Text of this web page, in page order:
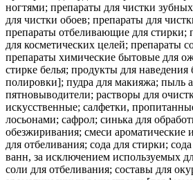
ногтями; препараты для чистки
для чистки обоев; препараты для
препараты отбеливающие для стирки;
для косметических целей; препараты
препараты химические бытовые для
стирке белья; продукты для наведения
полировки]; пудра для макияжа; пыль
пятновыводители; растворы для
искусственные; салфетки,
лосьонами; сафрол; синька для
обезжиривания; смеси ароматические
для отбеливания; сода для стирки;
ванн, за исключением используемых
соли для отбеливания; составы для